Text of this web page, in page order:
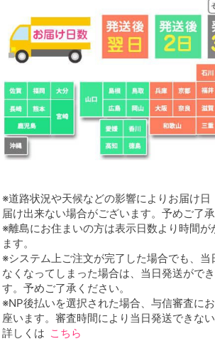
※道路状況や天候などの影響によりお届け日
届け出来ない場合がございます。予めご了承
※離島にお住まいの方は表示日数より時間が
ます。
※システム上ご注文が完了した場合でも、
なくなってしまった場合は、当日発送がで
す。予めご了承ください。
※NP後払いを選択された場合、与信審査に
座います。審査時間により当日発送できない
詳しくは こちら